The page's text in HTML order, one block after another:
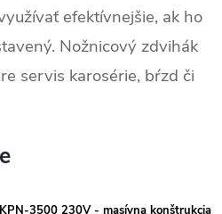
efektívnejšie, ak ho
Nožnicový zdvihák
servis karosérie, bŕzd či
3500 230V - masívna konštrukcia